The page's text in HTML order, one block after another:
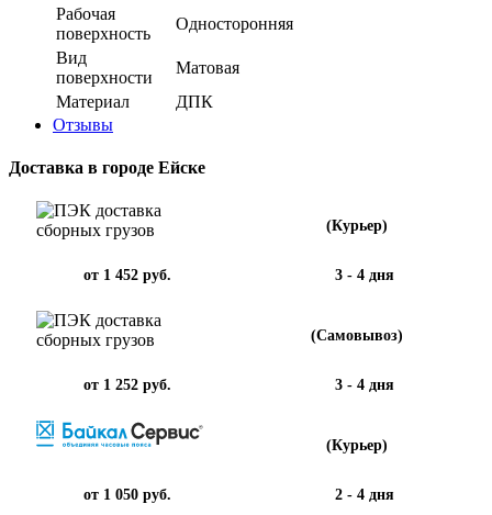
Рабочая
поверхность
Односторонняя
Вид
поверхности
Матовая
Материал
ДПК
Отзывы
Доставка в городе Ейске
(Курьер)
от 1 452 руб. 3 - 4 дня
(Самовывоз)
от 1 252 руб. 3 - 4 дня
(Курьер)
от 1 050 руб. 2 - 4 дня